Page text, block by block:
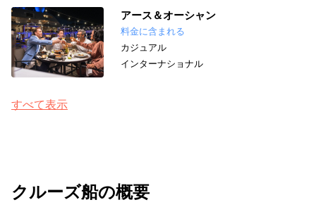
アース＆オーシャン
料金に含まれる
カジュアル
インターナショナル
すべて表示
クルーズ船の概要